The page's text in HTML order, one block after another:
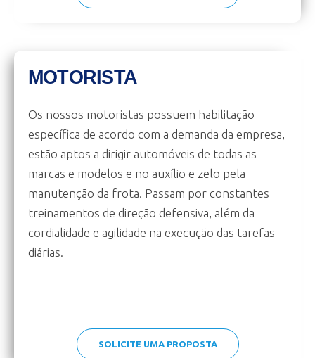
MOTORISTA
Os nossos motoristas possuem habilitação
específica de acordo com a demanda da empresa,
estão aptos a dirigir automóveis de todas as
marcas e modelos e no auxílio e zelo pela
manutenção da frota. Passam por constantes
treinamentos de direção defensiva, além da
cordialidade e agilidade na execução das tarefas
diárias.
SOLICITE UMA PROPOSTA